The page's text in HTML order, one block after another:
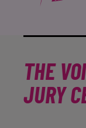
THE
JURY